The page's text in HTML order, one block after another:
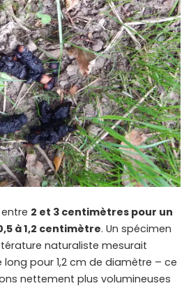
2 et 3 centimètres pour un
à 1,2 centimètre. Un spécimen
naturaliste mesurait
long pour 1,2 cm de diamètre – ce
nettement plus volumineuses